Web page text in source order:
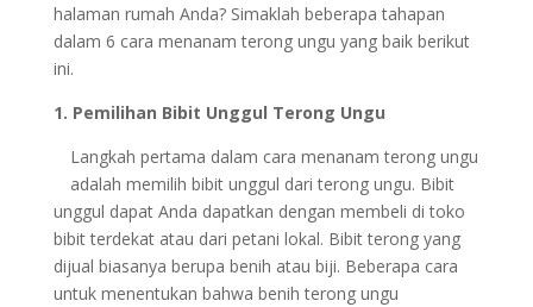
halaman rumah Anda? Simaklah beberapa tahapan
dalam 6 cara menanam terong ungu yang baik berikut
ini.
1. Pemilihan Bibit Unggul Terong Ungu
Langkah pertama dalam cara menanam terong ungu
adalah memilih bibit unggul dari terong ungu. Bibit
unggul dapat Anda dapatkan dengan membeli di toko
bibit terdekat atau dari petani lokal. Bibit terong yang
dijual biasanya berupa benih atau biji. Beberapa cara
untuk menentukan bahwa benih terong ungu